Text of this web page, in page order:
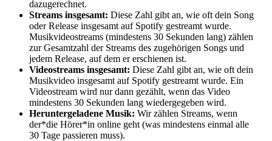
dazugerechnet.
Streams insgesamt: Diese Zahl gibt an, wie oft dein Song
oder Release insgesamt auf Spotify gestreamt wurde.
Musikvideostreams (mindestens 30 Sekunden lang) zählen
zur Gesamtzahl der Streams des zugehörigen Songs und
jedem Release, auf dem er erschienen ist.
Videostreams insgesamt: Diese Zahl gibt an, wie oft dein
Musikvideo insgesamt auf Spotify gestreamt wurde. Ein
Videostream wird nur dann gezählt, wenn das Video
mindestens 30 Sekunden lang wiedergegeben wird.
Heruntergeladene Musik: Wir zählen Streams, wenn
der*die Hörer*in online geht (was mindestens einmal alle
30 Tage passieren muss).